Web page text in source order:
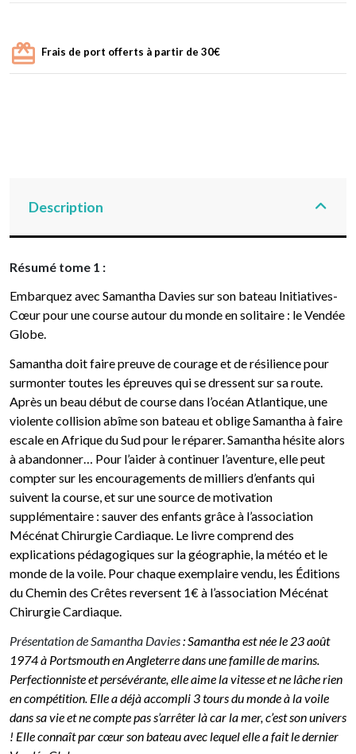
Frais de port offerts à partir de 30€
Description
Résumé tome 1 :
Embarquez avec Samantha Davies sur son bateau Initiatives-
Cœur pour une course autour du monde en solitaire : le Vendée
Globe.
Samantha doit faire preuve de courage et de résilience pour
surmonter toutes les épreuves qui se dressent sur sa route.
Après un beau début de course dans l’océan Atlantique, une
violente collision abîme son bateau et oblige Samantha à faire
escale en Afrique du Sud pour le réparer. Samantha hésite alors
à abandonner… Pour l’aider à continuer l’aventure, elle peut
compter sur les encouragements de milliers d’enfants qui
suivent la course, et sur une source de motivation
supplémentaire : sauver des enfants grâce à l’association
Mécénat Chirurgie Cardiaque. Le livre comprend des
explications pédagogiques sur la géographie, la météo et le
monde de la voile. Pour chaque exemplaire vendu, les Éditions
du Chemin des Crêtes reversent 1€ à l’association Mécénat
Chirurgie Cardiaque.
Présentation de Samantha Davies: Samantha est née le 23 août
1974 à Portsmouth en Angleterre dans une famille de marins.
Perfectionniste et persévérante, elle aime la vitesse et ne lâche rien
en compétition. Elle a déjà accompli 3 tours du monde à la voile
dans sa vie et ne compte pas s’arrêter là car la mer, c’est son univers
! Elle connaît par cœur son bateau avec lequel elle a fait le dernier